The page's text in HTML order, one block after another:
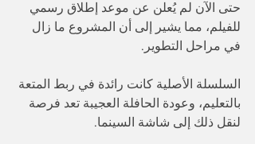
حتى الآن لم يُعلن عن موعد إطلاق رسمي
للفيلم، مما يشير إلى أن المشروع ما زال
في مراحل التطوير.
السلسلة الأصلية كانت رائدة في ربط المتعة
بالتعليم، وعودة الحافلة العجيبة تعد فرصة
لنقل ذلك إلى شاشة السينما.